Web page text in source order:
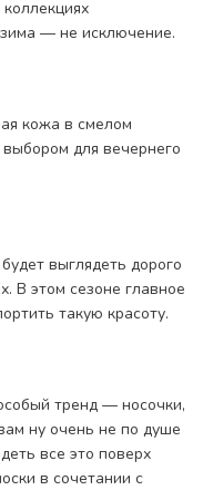
— не исключение.
кожа в смелом
для вечернего
выглядеть дорого
В этом сезоне главное
такую красоту.
тренд — носочки,
ну очень не по душе
все это поверх
в сочетании с